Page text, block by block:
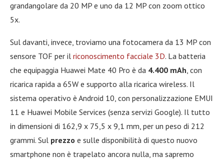
grandangolare da 20 MP e uno da 12 MP con zoom ottico
5x.
Sul davanti, invece, troviamo una fotocamera da 13 MP con
sensore TOF per il riconoscimento facciale 3D. La batteria
che equipaggia Huawei Mate 40 Pro è da 4.400 mAh, con
ricarica rapida a 65W e supporto alla ricarica wireless. Il
sistema operativo è Android 10, con personalizzazione EMUI
11 e Huawei Mobile Services (senza servizi Google). Il tutto
in dimensioni di 162,9 x 75,5 x 9,1 mm, per un peso di 212
grammi. Sul prezzo e sulle disponibilità di questo nuovo
smartphone non è trapelato ancora nulla, ma sapremo